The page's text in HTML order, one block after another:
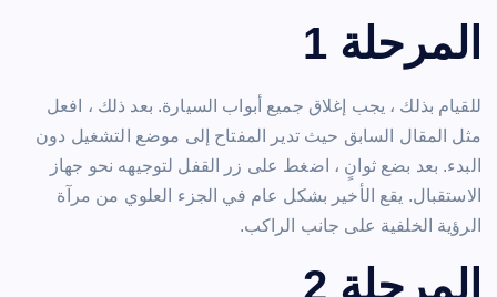
المرحلة 1
للقيام بذلك ، يجب إغلاق جميع أبواب السيارة. بعد ذلك ، افعل
مثل المقال السابق حيث تدير المفتاح إلى موضع التشغيل دون
البدء. بعد بضع ثوانٍ ، اضغط على زر القفل لتوجيهه نحو جهاز
الاستقبال. يقع الأخير بشكل عام في الجزء العلوي من مرآة
الرؤية الخلفية على جانب الراكب.
المرحلة 2